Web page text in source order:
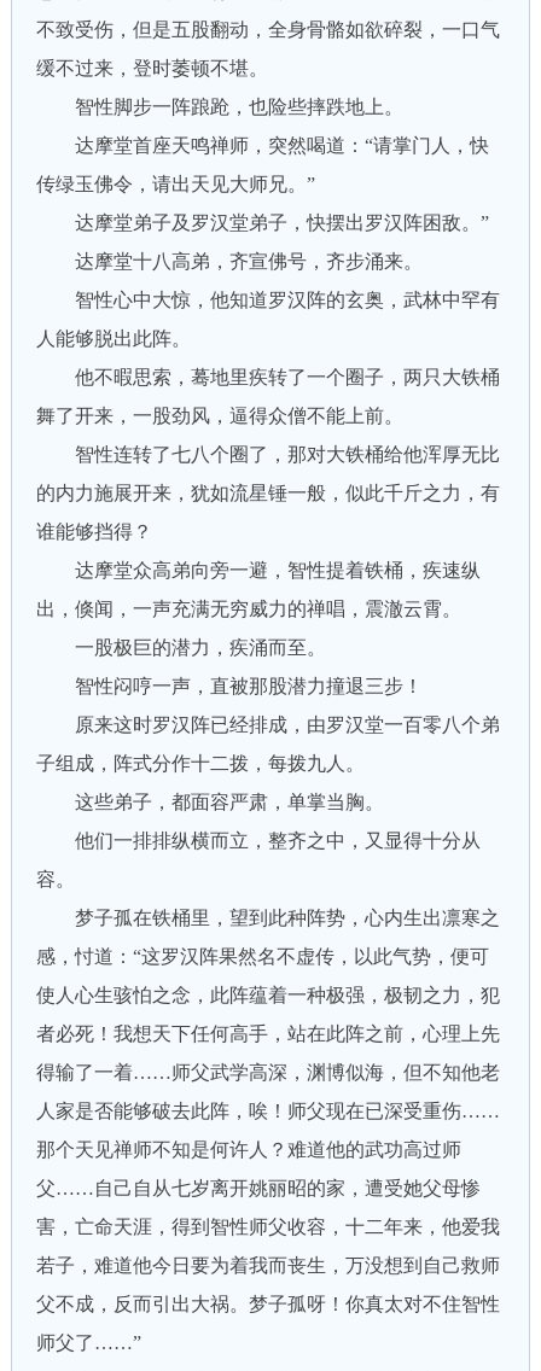
不致受伤，但是五股翻动，全身骨骼如欲碎裂，一口气
缓不过来，登时萎顿不堪。
智性脚步一阵踉跄，也险些摔跌地上。
达摩堂首座天鸣禅师，突然喝道：“请掌门人，快
传绿玉佛令，请出天见大师兄。”
达摩堂弟子及罗汉堂弟子，快摆出罗汉阵困敌。”
达摩堂十八高弟，齐宣佛号，齐步涌来。
智性心中大惊，他知道罗汉阵的玄奥，武林中罕有
人能够脱出此阵。
他不暇思索，蓦地里疾转了一个圈子，两只大铁桶
舞了开来，一股劲风，逼得众僧不能上前。
智性连转了七八个圈了，那对大铁桶给他浑厚无比
的内力施展开来，犹如流星锤一般，似此千斤之力，有
谁能够挡得？
达摩堂众高弟向旁一避，智性提着铁桶，疾速纵
出，倏闻，一声充满无穷威力的禅唱，震澈云霄。
一股极巨的潜力，疾涌而至。
智性闷哼一声，直被那股潜力撞退三步！
原来这时罗汉阵已经排成，由罗汉堂一百零八个弟
子组成，阵式分作十二拨，每拨九人。
这些弟子，都面容严肃，单掌当胸。
他们一排排纵横而立，整齐之中，又显得十分从
容。
梦子孤在铁桶里，望到此种阵势，心内生出凛寒之
感，忖道：“这罗汉阵果然名不虚传，以此气势，便可
使人心生骇怕之念，此阵蕴着一种极强，极韧之力，犯
者必死！我想天下任何高手，站在此阵之前，心理上先
得输了一着……师父武学高深，渊博似海，但不知他老
人家是否能够破去此阵，唉！师父现在已深受重伤……
那个天见禅师不知是何许人？难道他的武功高过师
父……自己自从七岁离开姚丽昭的家，遭受她父母惨
害，亡命天涯，得到智性师父收容，十二年来，他爱我
若子，难道他今日要为着我而丧生，万没想到自己救师
父不成，反而引出大祸。梦子孤呀！你真太对不住智性
师父了……”